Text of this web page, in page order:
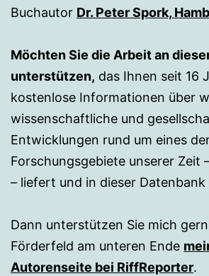
Buchautor Dr. Peter Spork,
Möchten Sie die Arbeit an
unterstützen, das Ihnen seit 16
kostenlose Informationen über
wissenschaftliche und
Entwicklungen rund um eines
Forschungsgebiete unserer Zeit
– liefert und in dieser
Dann unterstützen Sie mich
Förderfeld am unteren Ende
Autorenseite bei RiffReporter.